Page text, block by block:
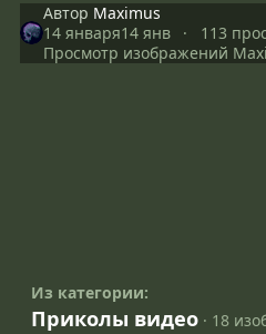
Автор Maximus
14 января14 янв
113
Просмотр изображений
Из категории:
Приколы видео · 18